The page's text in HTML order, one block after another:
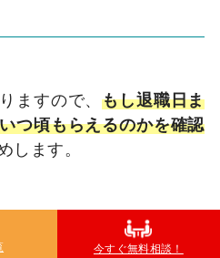
ますので、もし退職日ま
つ頃もらえるのかを確認
します。
あとの働き方3
今すぐ無料相談！